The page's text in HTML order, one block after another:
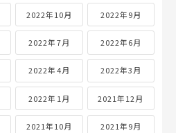
2022年10月 2022年9月
2022年7月 2022年6月
2022年4月 2022年3月
2022年1月 2021年12月
2021年10月 2021年9月